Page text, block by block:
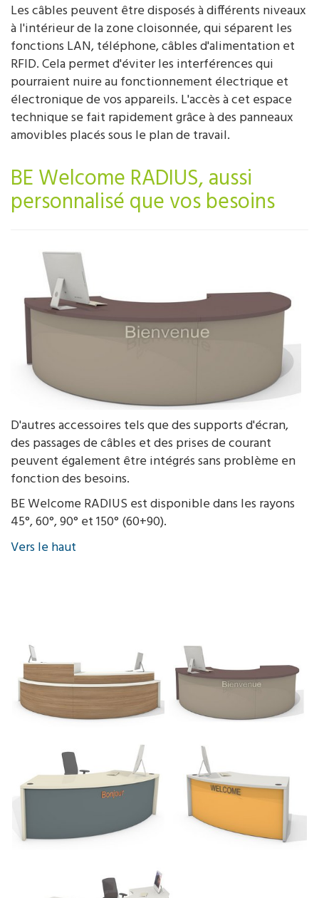
Les câbles peuvent être disposés à différents niveaux
à l'intérieur de la zone cloisonnée, qui séparent les
fonctions LAN, téléphone, câbles d'alimentation et
RFID. Cela permet d'éviter les interférences qui
pourraient nuire au fonctionnement électrique et
électronique de vos appareils. L'accès à cet espace
technique se fait rapidement grâce à des panneaux
amovibles placés sous le plan de travail.
BE Welcome RADIUS, aussi
personnalisé que vos besoins
D'autres accessoires tels que des supports d'écran,
des passages de câbles et des prises de courant
peuvent également être intégrés sans problème en
fonction des besoins.
BE Welcome RADIUS est disponible dans les rayons
45°, 60°, 90° et 150° (60+90).
Vers le haut